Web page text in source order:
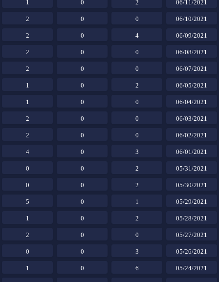
06/10/2021
0
0
2
06/09/2021
4
0
2
06/08/2021
0
0
2
06/07/2021
0
0
2
06/05/2021
2
0
1
06/04/2021
0
0
1
06/03/2021
0
0
2
06/02/2021
0
0
2
06/01/2021
3
0
4
05/31/2021
2
0
0
05/30/2021
2
0
0
05/29/2021
1
0
5
05/28/2021
2
0
1
05/27/2021
0
0
2
05/26/2021
3
0
0
05/24/2021
6
0
1